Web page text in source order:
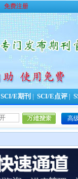
免费注册
SCI/E期刊 SCI/E点评
高